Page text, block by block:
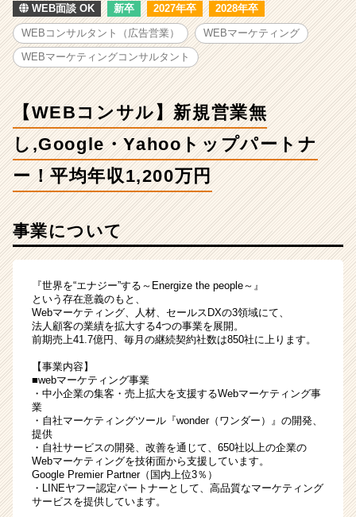
サ
ル】
新
規
無
し,Google・
Yahoo
ト
ッ
プ
ナ
平
均
年
収
万
円
ベ
ン
チ
ャ
ー・
成
WEB面談 OK 新卒 2027年卒 2028年卒
WEBコンサルタント（広告営業） WEBマーケティング
WEBマーケティングコンサルタント
【WEBコンサル】新規営業無
し,Google・Yahooトップパートナ
ー！平均年収1,200万円
事業について
『世界を“エナジー”する～Energize the people～』
という存在意義のもと、
Webマーケティング、人材、セールスDXの3領域にて、
法人顧客の業績を拡大する4つの事業を展開。
前期売上41.7億円、毎月の継続契約社数は850社に上ります。
【事業内容】
■webマーケティング事業
・中小企業の集客・売上拡大を支援するWebマーケティング事
業
・自社マーケティングツール『wonder（ワンダー）』の開発、
提供
・自社サービスの開発、改善を通じて、650社以上の企業の
Webマーケティングを技術面から支援しています。
Google Premier Partner（国内上位3％）
・LINEヤフー認定パートナーとして、高品質なマーケティング
サービスを提供しています。